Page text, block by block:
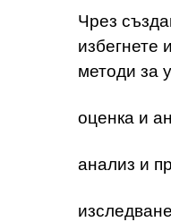
Чрез
избегнете
методи за
оценка и
анализ и